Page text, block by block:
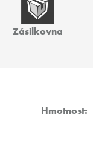
Zásilkovna
Hmotnost: